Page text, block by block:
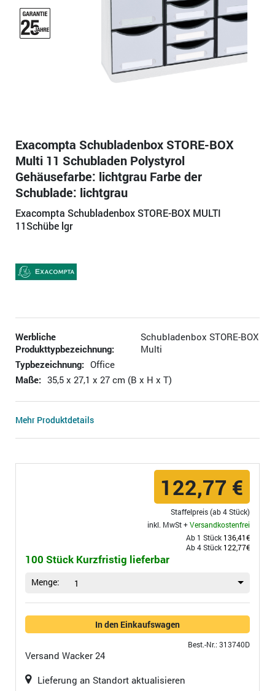
Exacompta Schubladenbox STORE-BOX
Multi 11 Schubladen Polystyrol
Gehäusefarbe: lichtgrau Farbe der
Schublade: lichtgrau
Exacompta Schubladenbox STORE-BOX MULTI
11Schübe lgr
Werbliche
Produkttypbezeichnung:
Schubladenbox STORE-BOX
Multi
Typbezeichnung: Office
Maße: 35,5 x 27,1 x 27 cm (B x H x T)
Mehr Produktdetails
122,77 €
Staffelpreis (ab 4 Stück)
inkl. MwSt +Versandkostenfrei
Ab 1 Stück 136,41€
Ab 4 Stück 122,77€
100 Stück Kurzfristig lieferbar
Menge: 1
In den Einkaufswagen
Best.-Nr.: 313740D
Versand Wacker 24
Lieferung an Standort aktualisieren